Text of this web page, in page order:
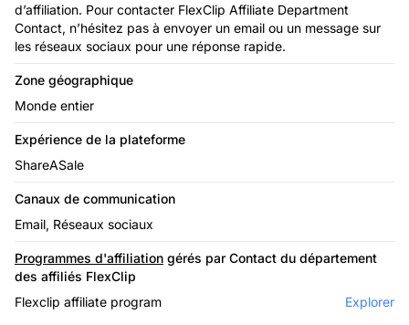
d’affiliation. Pour contacter FlexClip Affiliate Department
Contact, n’hésitez pas à envoyer un email ou un message sur
les réseaux sociaux pour une réponse rapide.
Zone géographique
Monde entier
Expérience de la plateforme
ShareASale
Canaux de communication
Email, Réseaux sociaux
Programmes d'affiliation gérés par Contact du département
des affiliés FlexClip
Flexclip affiliate program
Explorer